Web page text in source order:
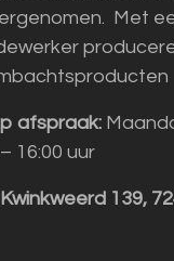
Met
afspraak:
16:00 uur
139,